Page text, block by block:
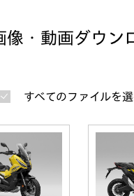
像・動画ダウン
すべてのファイルを